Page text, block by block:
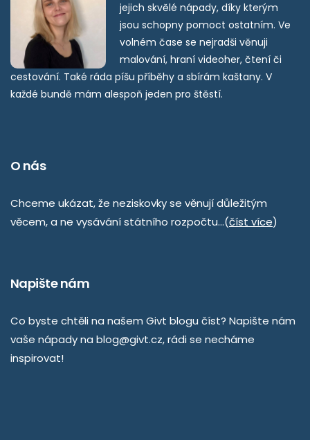
jejich skvělé nápady, díky kterým
jsou schopny pomoct ostatním. Ve
volném čase se nejradši věnuji
malování, hraní videoher, čtení či
cestování. Také ráda píšu příběhy a sbírám kaštany. V
každé bundě mám alespoň jeden pro štěstí.
O nás
Chceme ukázat, že neziskovky se věnují důležitým
věcem, a ne vysávání státního rozpočtu…(číst více)
Napište nám
Co byste chtěli na našem Givt blogu číst? Napište nám
vaše nápady na blog@givt.cz, rádi se necháme
inspirovat!